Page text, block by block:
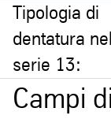
Tipologia di
dentatura
serie 13:
Campi